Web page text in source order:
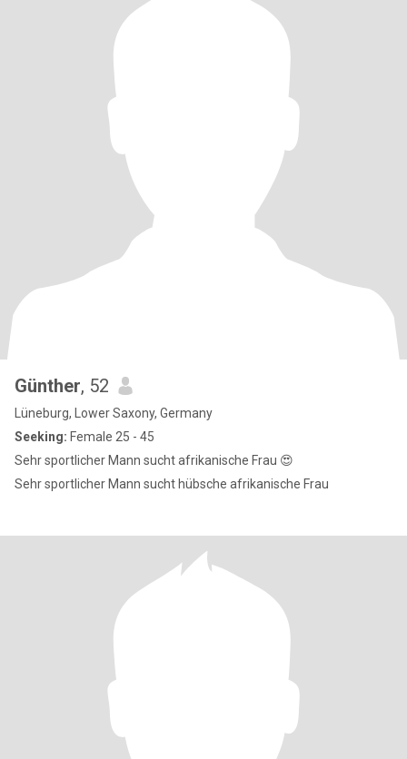
Günther, 52
Lüneburg, Lower Saxony, Germany
Seeking: Female 25 - 45
Sehr sportlicher Mann sucht afrikanische Frau 😍
Sehr sportlicher Mann sucht hübsche afrikanische Frau